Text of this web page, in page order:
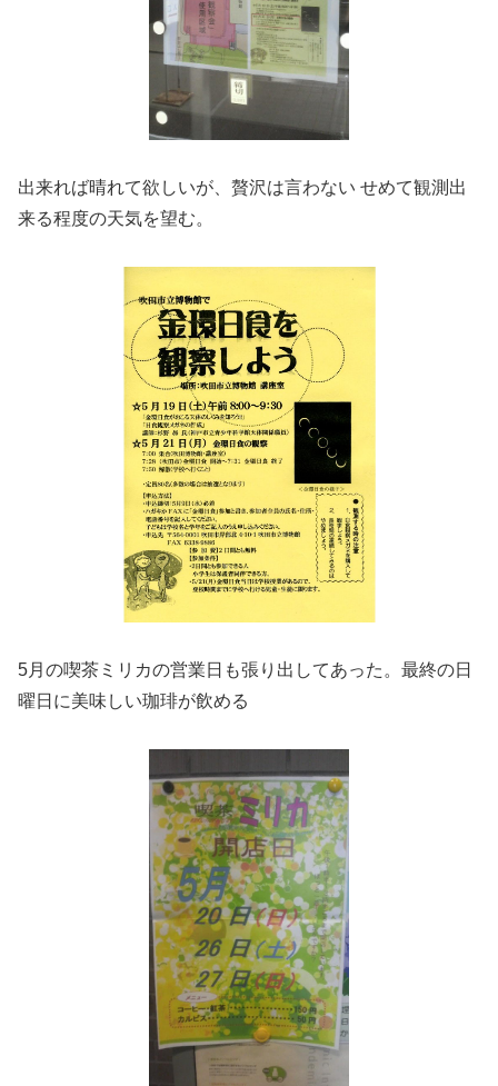
出来れば晴れて欲しいが、贅沢は言わない せめて観測出
来る程度の天気を望む。
5月の喫茶ミリカの営業日も張り出してあった。最終の日
曜日に美味しい珈琲が飲める